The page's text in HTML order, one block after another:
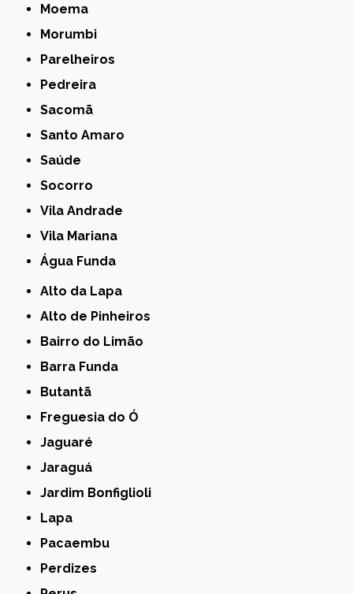
Moema
Morumbi
Parelheiros
Pedreira
Sacomã
Santo Amaro
Saúde
Socorro
Vila Andrade
Vila Mariana
Água Funda
Alto da Lapa
Alto de Pinheiros
Bairro do Limão
Barra Funda
Butantã
Freguesia do Ó
Jaguaré
Jaraguá
Jardim Bonfiglioli
Lapa
Pacaembu
Perdizes